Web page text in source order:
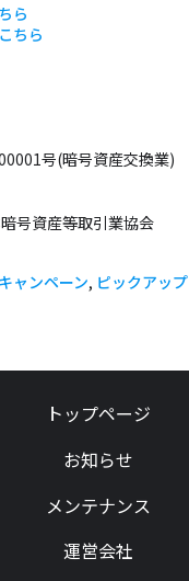
ら
こちら
号(暗号資産交換業)
号資産等取引業協会
キャンペーン, ピックアップ
トップページ
お知らせ
メンテナンス
運営会社